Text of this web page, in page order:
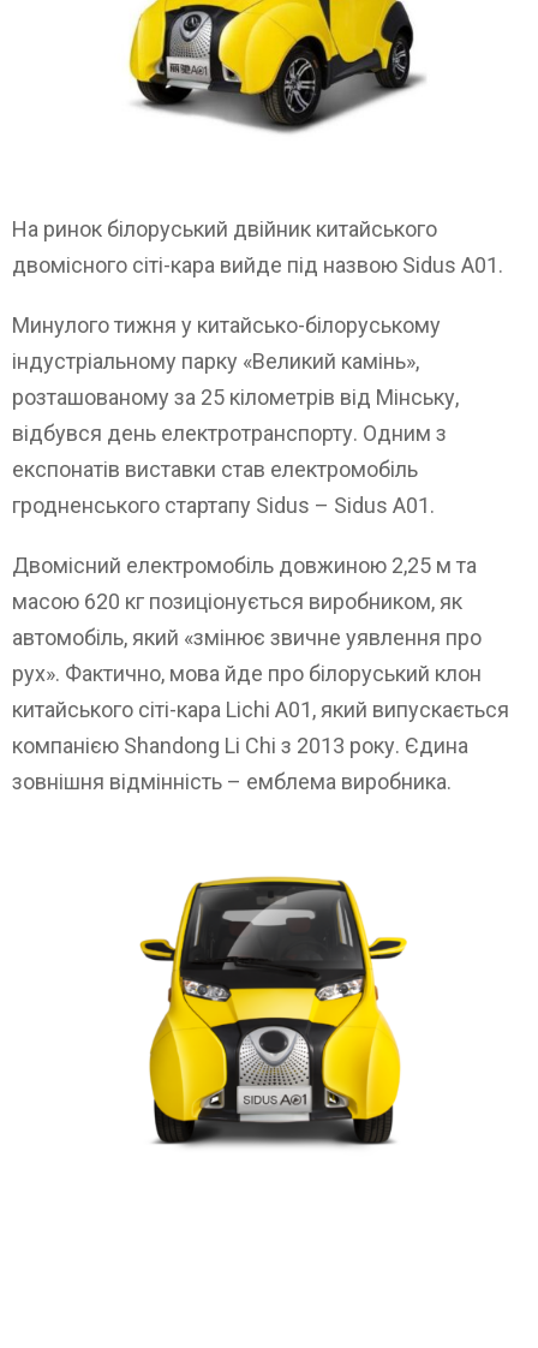
На ринок білоруський двійник китайського
двомісного сіті-кара вийде під назвою Sidus A01.
Минулого тижня у китайсько-білоруському
індустріальному парку «Великий камінь»,
розташованому за 25 кілометрів від Мінську,
відбувся день електротранспорту. Одним з
експонатів виставки став електромобіль
гродненського стартапу Sidus – Sidus A01.
Двомісний електромобіль довжиною 2,25 м та
масою 620 кг позиціонується виробником, як
автомобіль, який «змінює звичне уявлення про
рух». Фактично, мова йде про білоруський клон
китайського сіті-кара Lichi A01, який випускається
компанією Shandong Li Chi з 2013 року. Єдина
зовнішня відмінність – емблема виробника.